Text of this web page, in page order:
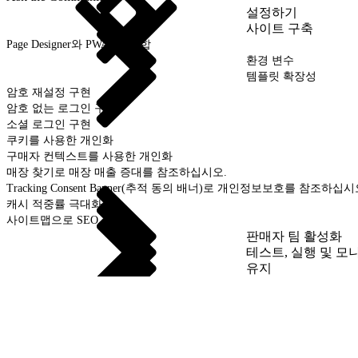
설정하기
사이트 구축
Page Designer와 PWA Kit 통합
환경 변수
템플릿 확장성
암호 재설정 구현
암호 없는 로그인 구현
소셜 로그인 구현
쿠키를 사용한 개인화
구매자 컨텍스트를 사용한 개인화
매장 찾기로 매장 매출 증대를 참조하십시오.
Tracking Consent Banner(추적 동의 배너)로 개인정보보호를 참조하십시
캐시 적중률 극대화
사이트맵으로 SEO 개선
판매자 팀 활성화
테스트, 실행 및 모
유지